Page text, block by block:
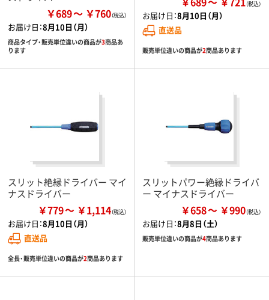
￥689 ￥760
お届け日：8月10日（月）
商品タイプ・販売単位違いの商品が3商品あ
ります
お届け日：8月10日（月）
直送品
販売単位違いの商品が2商品あります
スリット絶縁ドライバー マイ
ナスドライバー
￥779 ￥1,114
お届け日：8月10日（月）
直送品
全長・販売単位違いの商品が2商品あります
スリットパワー絶縁ドライバ
ー マイナスドライバー
￥658 ￥990
お届け日：8月8日（土）
販売単位違いの商品が4商品あります